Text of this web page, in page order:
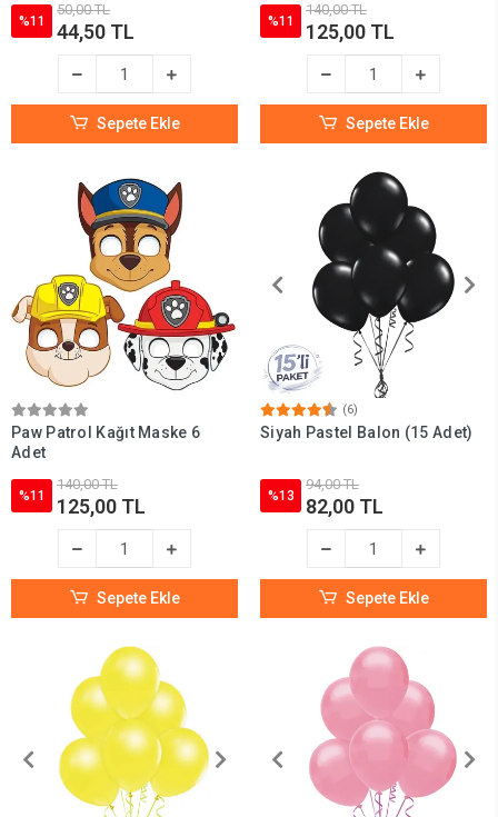
%11
50,00 TL
44,50 TL
Sepete Ekle
%11
140,00 TL
125,00 TL
Sepete Ekle
Paw Patrol Kağıt Maske 6
Adet
%11
140,00 TL
125,00 TL
Sepete Ekle
(6)
Siyah Pastel Balon (15 Adet)
%13
94,00 TL
82,00 TL
Sepete Ekle